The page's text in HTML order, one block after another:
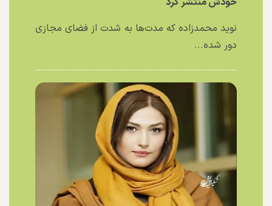
نوید محمدزاده که مدت‌ها به شدت از فضای مجازی
دور شده...